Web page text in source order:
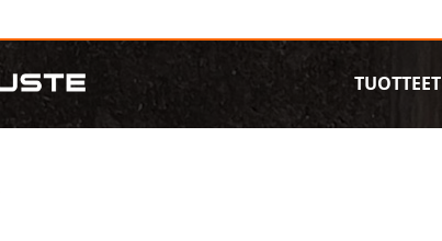
TUOTTEET